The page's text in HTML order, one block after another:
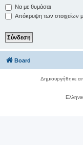
Να με θυμάσαι
Απόκρυψη των στοιχείων
Board
Δημιουργήθηκε